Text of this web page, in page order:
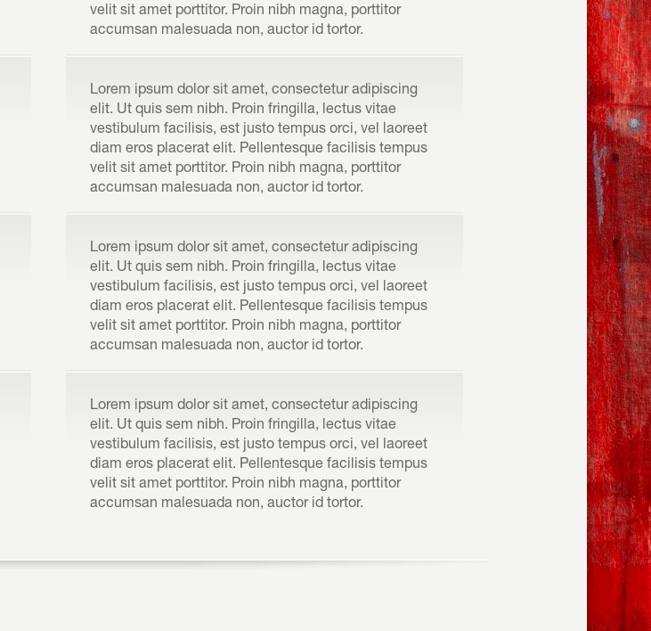
velit sit amet porttitor. Proin nibh magna, porttitor
accumsan malesuada non, auctor id tortor.
Lorem ipsum dolor sit amet, consectetur adipiscing
elit. Ut quis sem nibh. Proin fringilla, lectus vitae
vestibulum facilisis, est justo tempus orci, vel laoreet
diam eros placerat elit. Pellentesque facilisis tempus
velit sit amet porttitor. Proin nibh magna, porttitor
accumsan malesuada non, auctor id tortor.
Lorem ipsum dolor sit amet, consectetur adipiscing
elit. Ut quis sem nibh. Proin fringilla, lectus vitae
vestibulum facilisis, est justo tempus orci, vel laoreet
diam eros placerat elit. Pellentesque facilisis tempus
velit sit amet porttitor. Proin nibh magna, porttitor
accumsan malesuada non, auctor id tortor.
Lorem ipsum dolor sit amet, consectetur adipiscing
elit. Ut quis sem nibh. Proin fringilla, lectus vitae
vestibulum facilisis, est justo tempus orci, vel laoreet
diam eros placerat elit. Pellentesque facilisis tempus
velit sit amet porttitor. Proin nibh magna, porttitor
accumsan malesuada non, auctor id tortor.